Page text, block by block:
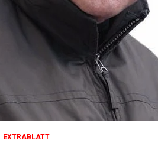
EXTRABLATT